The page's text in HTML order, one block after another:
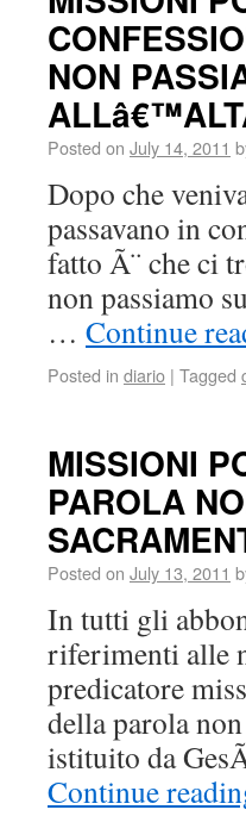
NON
Posted on July 14, 2011
Dopo che
passavano in
fatto Ã¨ che ci
non passiamo
… Continue
Posted in diario | Tagged
MISSIONI
PAROLA
Posted on July 13, 2011
In tutti gli
riferimenti alle
predicatore
della parola
istituito da
Continue